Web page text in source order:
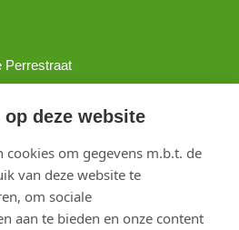
deze website
cookies om gegevens m.b.t. de
van deze website te
om sociale
aan te bieden en onze content
Perrestraat
Alle rechten voorbehouden